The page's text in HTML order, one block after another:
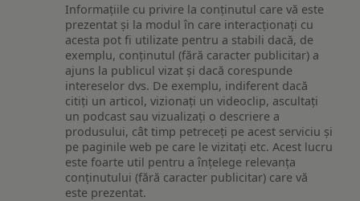
Informațiile cu privire la conținutul care vă este
prezentat și la modul în care interacționați cu
acesta pot fi utilizate pentru a stabili dacă, de
exemplu, conținutul (fără caracter publicitar) a
ajuns la publicul vizat și dacă corespunde
intereselor dvs. De exemplu, indiferent dacă
citiți un articol, vizionați un videoclip, ascultați
un podcast sau vizualizați o descriere a
produsului, cât timp petreceți pe acest serviciu și
pe paginile web pe care le vizitați etc. Acest lucru
este foarte util pentru a înțelege relevanța
conținutului (fără caracter publicitar) care vă
este prezentat.